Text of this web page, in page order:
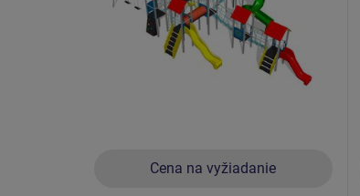
Cena na vyžiadanie